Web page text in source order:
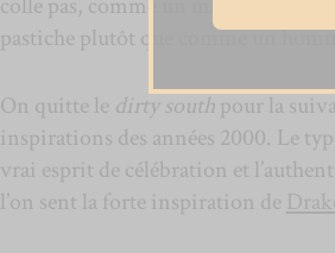
pastiche plutôt que comme un
On quitte le dirty southpour la
inspirations des années 2000. Le
vrai esprit de célébration et
l’on sent la forte inspiration de